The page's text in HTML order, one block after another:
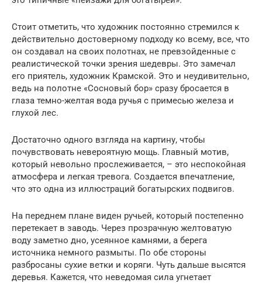
Стоит отметить, что художник постоянно стремился к
действительно достоверному подходу ко всему, все, что
он создавал на своих полотнах, не превзойденные с
реалистической точки зрения шедевры. Это замечал
его приятель, художник Крамской. Это и неудивительно,
ведь на полотне «Сосновый бор» сразу бросается в
глаза темно-желтая вода ручья с примесью железа и
глухой лес.
Достаточно одного взгляда на картину, чтобы
почувствовать невероятную мощь. Главный мотив,
который невольно прослеживается, – это неспокойная
атмосфера и легкая тревога. Создается впечатление,
что это одна из иллюстраций богатырских подвигов.
На переднем плане виден ручьей, который постепенно
перетекает в заводь. Через прозрачную желтоватую
воду заметно дно, усеянное камнями, а берега
источника немного размыты. По обе стороны
разбросаны сухие ветки и коряги. Чуть дальше высятся
деревья. Кажется, что неведомая сила угнетает